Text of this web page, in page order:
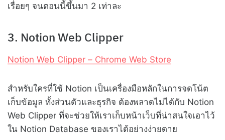
เรื่อยๆ จนตอนนี้ขึ้นมา 2 เท่าละ
3. Notion Web Clipper
Notion Web Clipper – Chrome Web Store
สำหรับใครที่ใช้ Notion เป็นเครื่องมือหลักในการจดโน้ต
เก็บข้อมูล ทั้งส่วนตัวและธุรกิจ ต้องพลาดไม่ได้กับ Notion
Web Clipper ที่จะช่วยให้เราเก็บหน้าเว็บที่น่าสนใจเอาไว้
ใน Notion Database ของเราได้อย่างง่ายดาย